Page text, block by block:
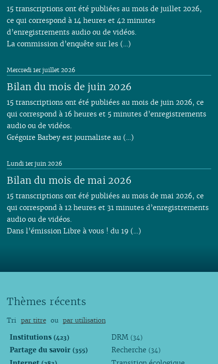
15 transcriptions ont été publiées au mois de juillet 2026,
ce qui correspond à 14 heures et 42 minutes
d’enregistrements audio ou de vidéos.
La commission d’enquête sur les (…)
Bilan du mois de juin 2026
Mercredi 1er juillet 2026
15 transcriptions ont été publiées au mois de juin 2026, ce
qui correspond à 16 heures et 5 minutes d’enregistrements
audio ou de vidéos.
Grégoire Barbey est journaliste au (…)
Bilan du mois de mai 2026
Lundi 1er juin 2026
15 transcriptions ont été publiées au mois de mai 2026, ce
qui correspond à 12 heures et 31 minutes d’enregistrements
audio ou de vidéos.
Dans l’émission Libre à vous ! du 19 (…)
Thèmes récents
Tri par titre ou par utilisation
Institutions (423)
Partage du savoir (355)
DRM (34)
Recherche (34)